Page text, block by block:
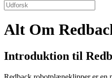
Alt Om
Introduktion til